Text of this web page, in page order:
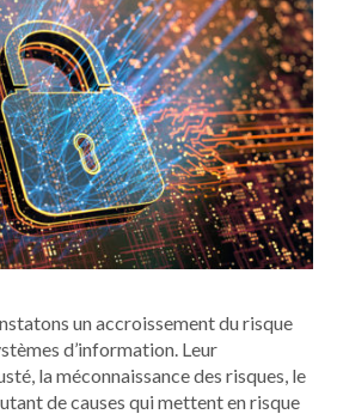
un accroissement du risque
d’information. Leur
la méconnaissance des risques, le
de causes qui mettent en risque